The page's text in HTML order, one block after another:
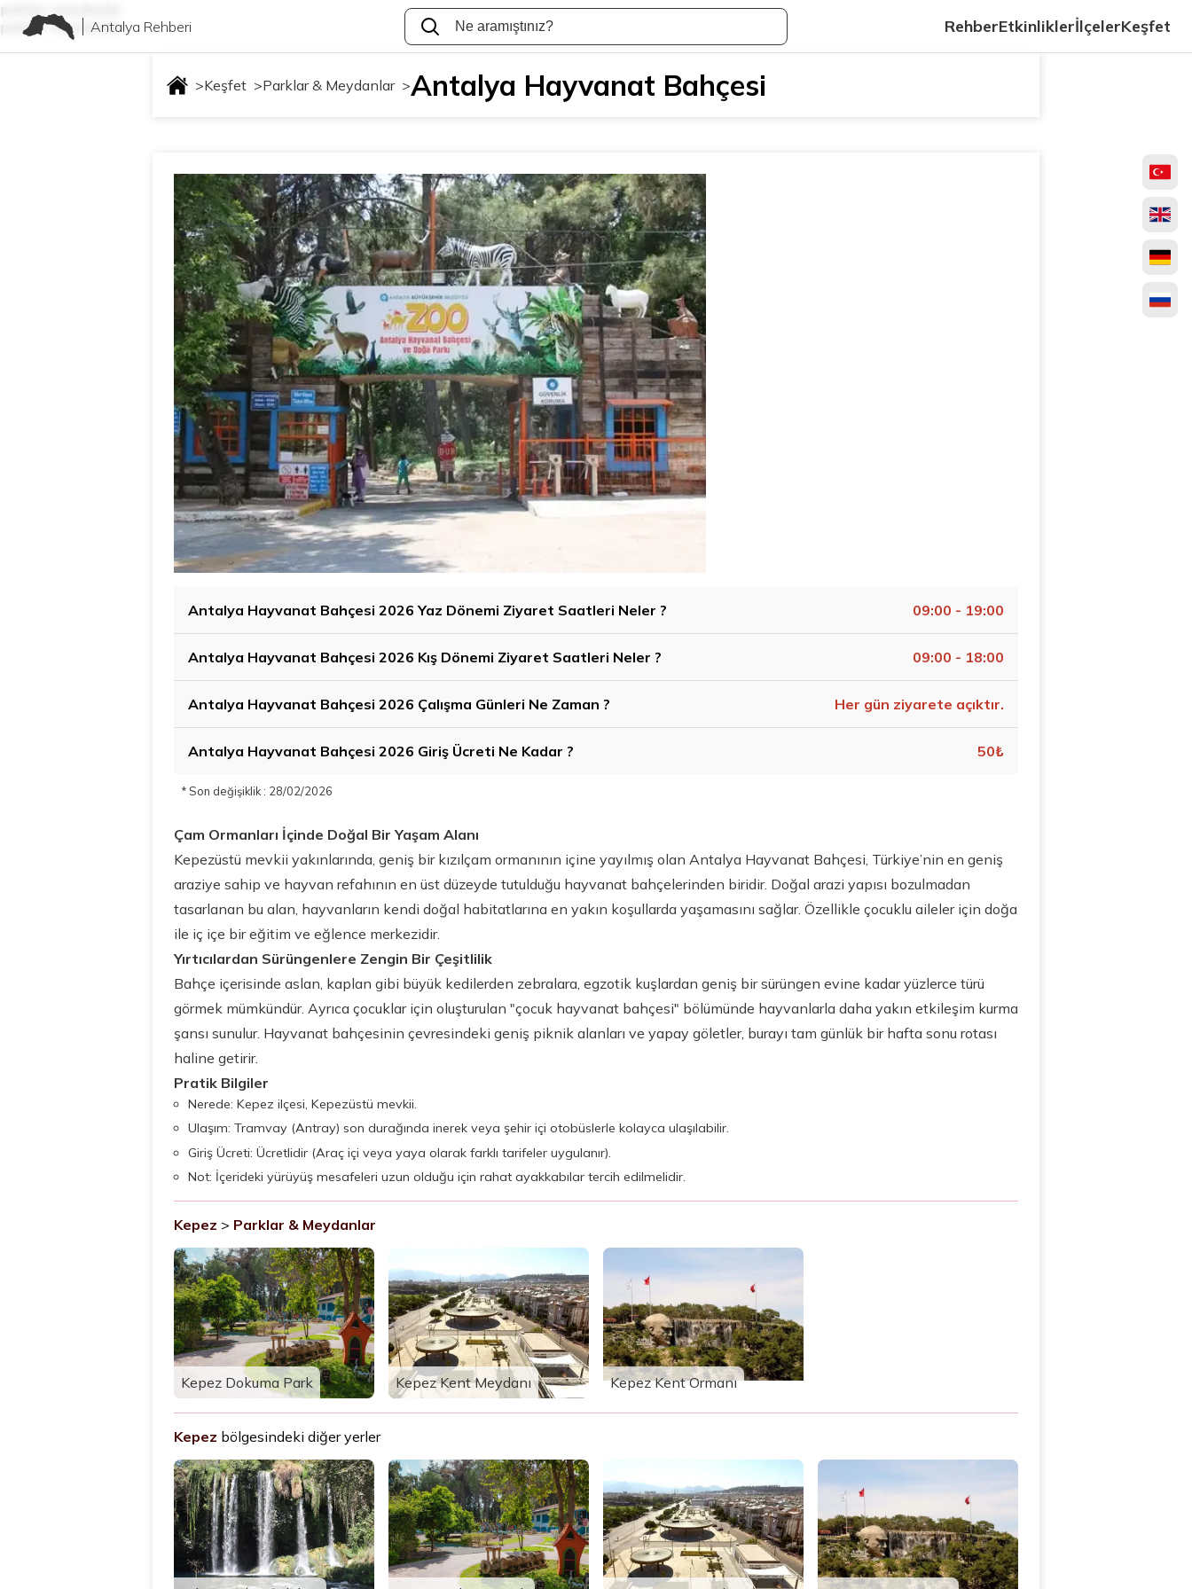
parklar-meydanlar
parklar-meydanlarAntalya Rehberi RehberEtkinliklerİlçelerKeşfet
>Keşfet >Parklar & Meydanlar >Antalya Hayvanat Bahçesi
Antalya Hayvanat Bahçesi 2026 Yaz Dönemi Ziyaret Saatleri Neler ? 09:00 - 19:00
Antalya Hayvanat Bahçesi 2026 Kış Dönemi Ziyaret Saatleri Neler ? 09:00 - 18:00
Antalya Hayvanat Bahçesi 2026 Çalışma Günleri Ne Zaman ? Her gün ziyarete açıktır.
Antalya Hayvanat Bahçesi 2026 Giriş Ücreti Ne Kadar ? 50₺
* Son değişiklik : 28/02/2026
Çam Ormanları İçinde Doğal Bir Yaşam Alanı
Kepezüstü mevkii yakınlarında, geniş bir kızılçam ormanının içine yayılmış olan Antalya Hayvanat Bahçesi, Türkiye’nin en geniş
araziye sahip ve hayvan refahının en üst düzeyde tutulduğu hayvanat bahçelerinden biridir. Doğal arazi yapısı bozulmadan
tasarlanan bu alan, hayvanların kendi doğal habitatlarına en yakın koşullarda yaşamasını sağlar. Özellikle çocuklu aileler için doğa
ile iç içe bir eğitim ve eğlence merkezidir.
Yırtıcılardan Sürüngenlere Zengin Bir Çeşitlilik
Bahçe içerisinde aslan, kaplan gibi büyük kedilerden zebralara, egzotik kuşlardan geniş bir sürüngen evine kadar yüzlerce türü
görmek mümkündür. Ayrıca çocuklar için oluşturulan "çocuk hayvanat bahçesi" bölümünde hayvanlarla daha yakın etkileşim kurma
şansı sunulur. Hayvanat bahçesinin çevresindeki geniş piknik alanları ve yapay göletler, burayı tam günlük bir hafta sonu rotası
haline getirir.
Pratik Bilgiler
Nerede: Kepez ilçesi, Kepezüstü mevkii.
Ulaşım: Tramvay (Antray) son durağında inerek veya şehir içi otobüslerle kolayca ulaşılabilir.
Giriş Ücreti: Ücretlidir (Araç içi veya yaya olarak farklı tarifeler uygulanır).
Not: İçerideki yürüyüş mesafeleri uzun olduğu için rahat ayakkabılar tercih edilmelidir.
Kepez > Parklar & Meydanlar
Kepez Dokuma Park Kepez Kent Meydanı Kepez Kent Ormanı
Kepez bölgesindeki diğer yerler